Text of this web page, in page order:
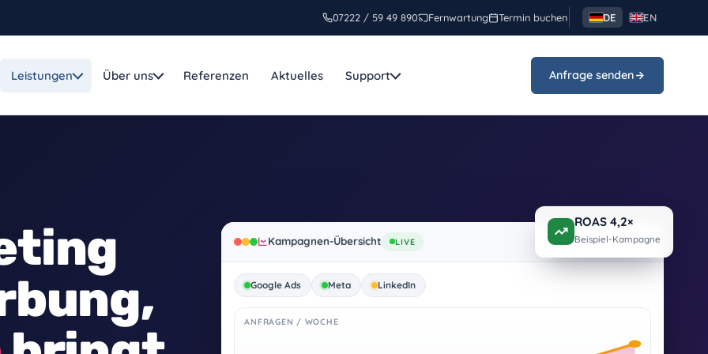
07222 / 59 49 890 Fernwartung Termin buchen DE EN
Leistungen
Smartphone, Tablet
Firewall, Backup
Unternehmen Online
365
im Abo, mit Hosting, Wartung, SEO und
persönlicher Betreuung.
MEHR ERFAHREN
Über uns Referenzen Aktuelles Support Anfrage senden
Kampagnen-Übersicht LIVE
Google Ads Meta LinkedIn
ANFRAGEN / WOCHE
ROAS 4,2×
Beispiel-Kampagne